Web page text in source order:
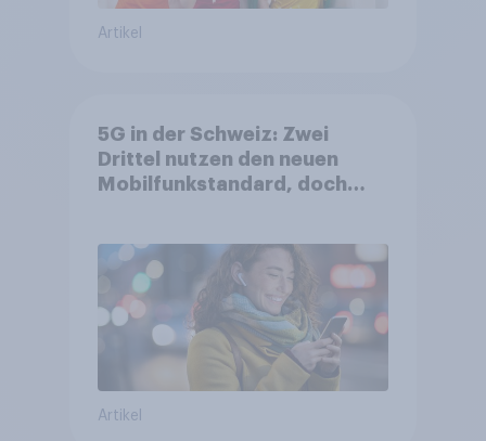
Artikel
5G in der Schweiz: Zwei
Drittel nutzen den neuen
Mobilfunkstandard, doch
Artikel